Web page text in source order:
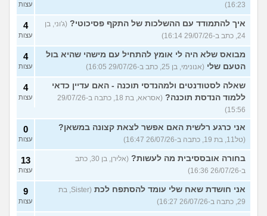
16:23)
עצות
איך להתמודד עם ההשלכות של התקף פסיכוטי? (ג'וני, בן
24, כתב ב-29/07/26 16:14)
4
עצות
מבואס שלא היה לי אומץ להתחיל עם מישהי שהיא בול
הטעם שלי (אנונימי, בן 25, כתב ב-29/07/26 16:05)
4
עצות
שאלה לסטודנטים ולמהנדסי תוכנה - האם עדיין כדאי
ללמוד הנדסת תוכנה?
(אסראא, בת 18, כתבה ב-29/07/26
15:56)
4
עצות
אני כרגע רלשית האם אפשר לצאת קצונה במשאן?
(טל11, בת 19, כתבה ב-26/07/26 16:47)
0
עצות
בחורה אובססיבית מה לעשות?
(אלירן, בן 30, כתב
ב-26/07/26 16:36)
13
עצות
אני חושדת שאח שלי עומד להסתפח לכת
(Sister, בת
29, כתבה ב-26/07/26 16:27)
9
עצות